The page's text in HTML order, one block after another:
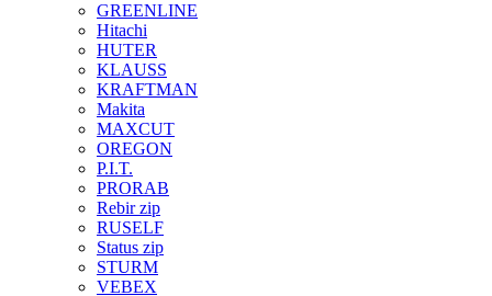
GREENLINE
Hitachi
HUTER
KLAUSS
KRAFTMAN
Makita
MAXCUT
OREGON
P.I.T.
PRORAB
Rebir zip
RUSELF
Status zip
STURM
VEBEX